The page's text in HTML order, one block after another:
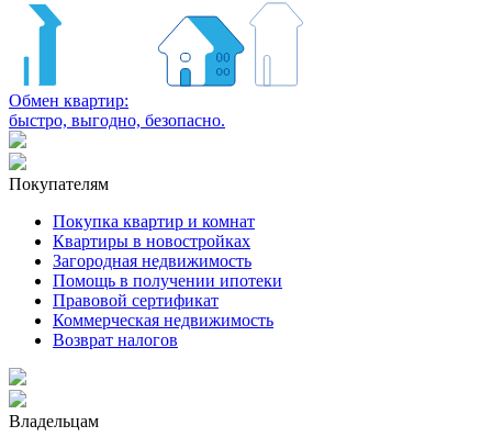
Обмен квартир:
быстро, выгодно, безопасно.
Покупателям
Покупка квартир и комнат
Квартиры в новостройках
Загородная недвижимость
Помощь в получении ипотеки
Правовой сертификат
Коммерческая недвижимость
Возврат налогов
Владельцам